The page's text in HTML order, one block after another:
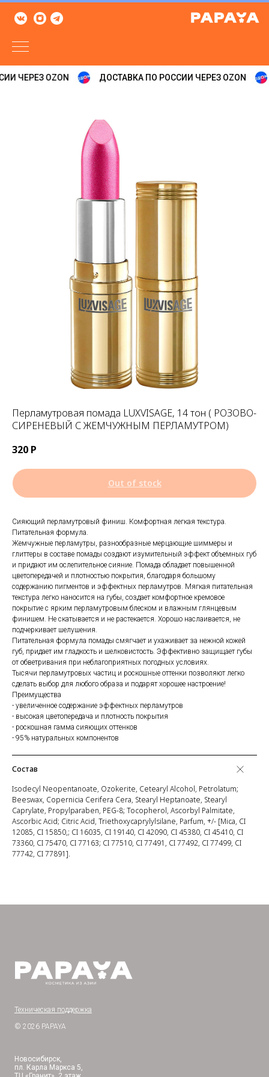
ЧЕРЕЗ OZON ДОСТАВКА ПО РОССИИ ЧЕРЕЗ OZON
Перламутровая помада LUXVISAGE, 14 тон ( РОЗОВО-
СИРЕНЕВЫЙ С ЖЕМЧУЖНЫМ ПЕРЛАМУТРОМ)
320 Р
Out of stock
Сияющий перламутровый финиш. Комфортная легкая текстура.
Питательная формула.
Жемчужные перламутры, разнообразные мерцающие шиммеры и
глиттеры в составе помады создают изумительный эффект объемных губ
и придают им ослепительное сияние. Помада обладает повышенной
цветопередачей и плотностью покрытия, благодаря большому
содержанию пигментов и эффектных перламутров. Мягкая питательная
текстура легко наносится на губы, создает комфортное кремовое
покрытие с ярким перламутровым блеском и влажным глянцевым
финишем. Не скатывается и не растекается. Хорошо наслаивается, не
подчеркивает шелушения.
Питательная формула помады смягчает и ухаживает за нежной кожей
губ, придает им гладкость и шелковистость. Эффективно защищает губы
от обветривания при неблагоприятных погодных условиях.
Тысячи перламутровых частиц и роскошные оттенки позволяют легко
сделать выбор для любого образа и подарят хорошее настроение!
Преимущества
- увеличенное содержание эффектных перламутров
- высокая цветопередача и плотность покрытия
- роскошная гамма сияющих оттенков
- 95% натуральных компонентов
Состав
Isodecyl Neopentanoate, Ozokerite, Cetearyl Alcohol, Petrolatum;
Beeswax, Copernicia Cerifera Cera, Stearyl Heptanoate, Stearyl
Caprylate, Propylparaben, PEG-8; Tocopherol, Ascorbyl Palmitate,
Ascorbic Acid; Citric Acid, Triethoxycaprylylsilane, Parfum, +/- [Mica, CI
12085, CI 15850,; CI 16035, CI 19140, CI 42090, CI 45380, CI 45410, CI
73360, CI 75470, CI 77163; CI 77510, CI 77491, CI 77492, CI 77499, CI
77742, CI 77891].
Техническая поддержка
© 2026 PAPAYA
Новосибирск,
пл. Карла Маркса 5,